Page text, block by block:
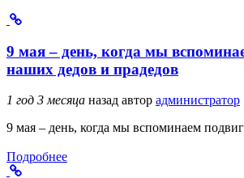
9 мая – день, когда мы
наших дедов и прадедов
1 год 3 месяца назад автор администратор
9 мая – день, когда мы вспоминаем
Подробнее